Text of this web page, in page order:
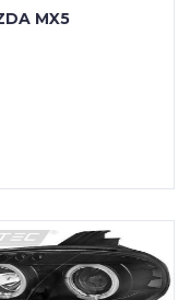
MX5